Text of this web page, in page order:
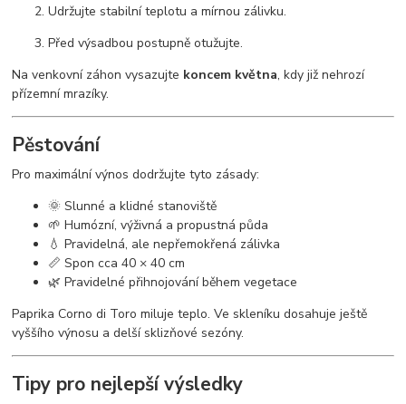
Udržujte stabilní teplotu a mírnou zálivku.
Před výsadbou postupně otužujte.
Na venkovní záhon vysazujte koncem května, kdy již nehrozí
přízemní mrazíky.
Pěstování
Pro maximální výnos dodržujte tyto zásady:
🌞 Slunné a klidné stanoviště
🌱 Humózní, výživná a propustná půda
💧 Pravidelná, ale nepřemokřená zálivka
📏 Spon cca 40 × 40 cm
🌿 Pravidelné přihnojování během vegetace
Paprika Corno di Toro miluje teplo. Ve skleníku dosahuje ještě
vyššího výnosu a delší sklizňové sezóny.
Tipy pro nejlepší výsledky